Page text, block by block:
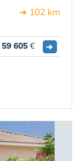
➔ 102 km
59 605 € ➔